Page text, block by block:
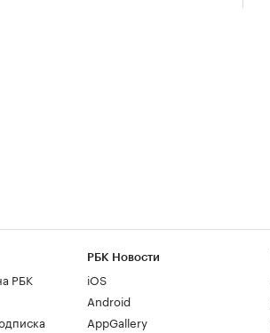
РБК
РБК Новости
iOS
Android
AppGallery